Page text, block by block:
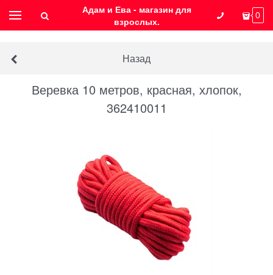
Адам и Ева - магазин для
взрослых.
0
Назад
Веревка 10 метров, красная, хлопок,
362410011